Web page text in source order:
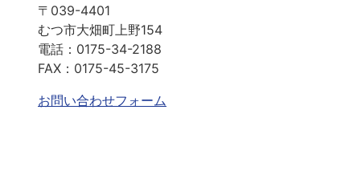
〒039-4401
むつ市大畑町上野154
電話：0175-34-2188
FAX：0175-45-3175
お問い合わせフォーム